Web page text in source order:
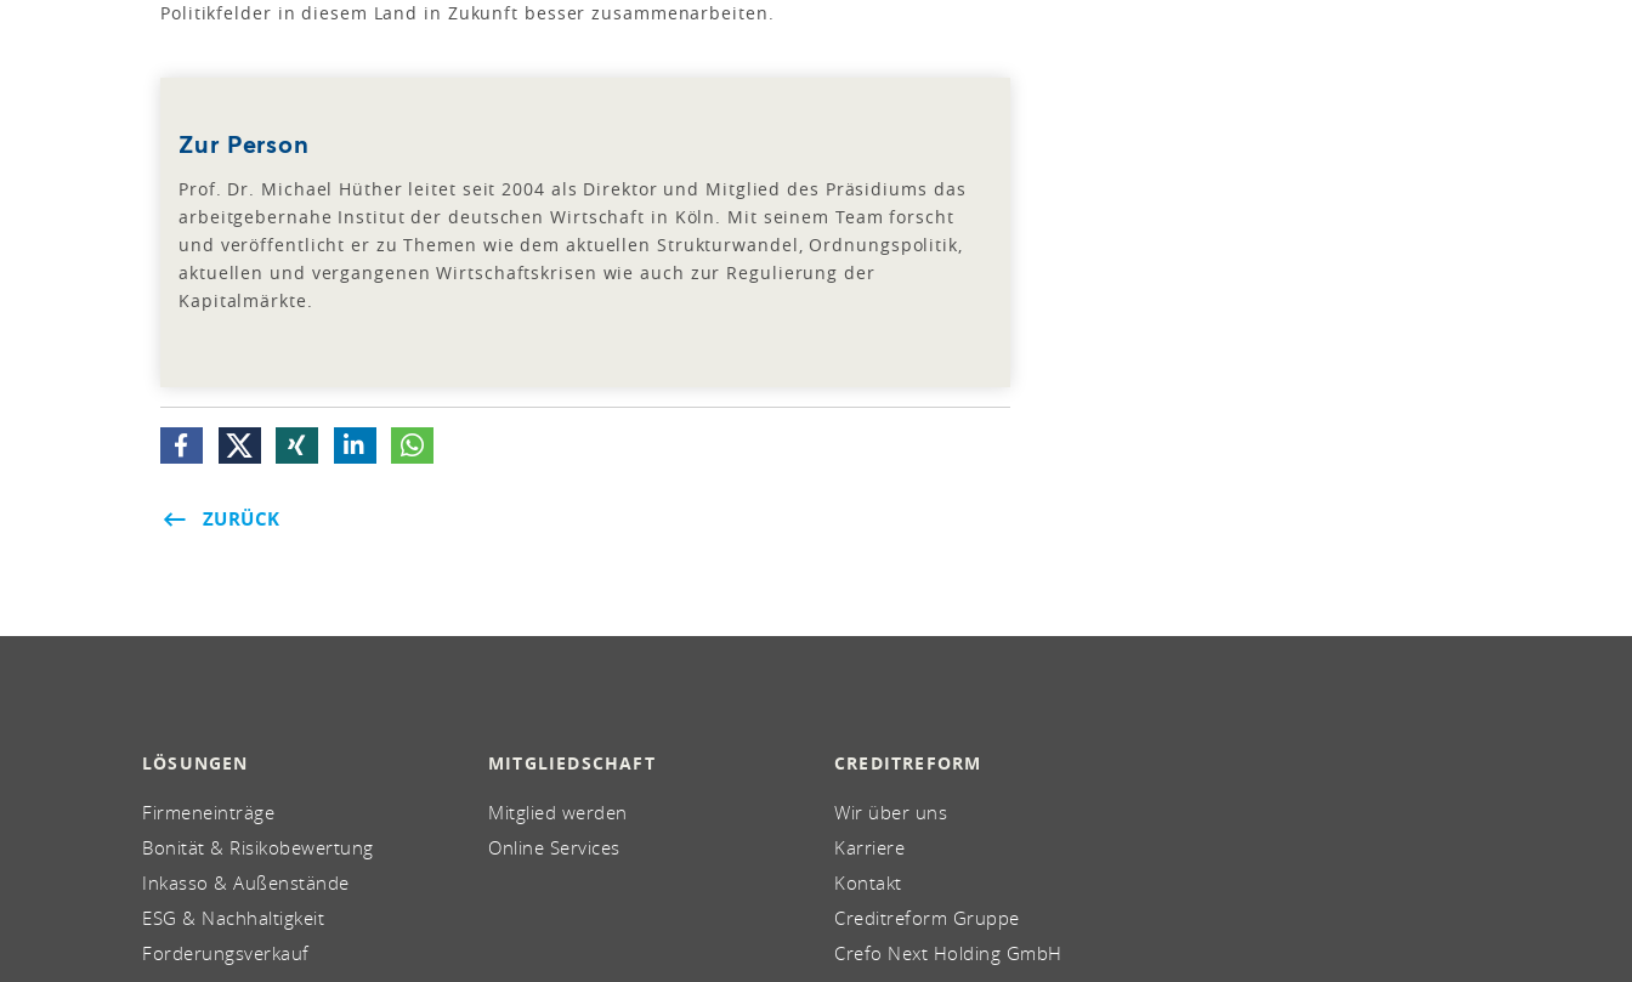
Politikfelder in diesem Land in Zukunft besser zusammenarbeiten.
Zur Person
Prof. Dr. Michael Hüther leitet seit 2004 als Direktor und Mitglied des Präsidiums das
arbeitgebernahe Institut der deutschen Wirtschaft in Köln. Mit seinem Team forscht
und veröffentlicht er zu Themen wie dem aktuellen Strukturwandel, Ordnungspolitik,
aktuellen und vergangenen Wirtschaftskrisen wie auch zur Regulierung der
Kapitalmärkte.
ZURÜCK
LÖSUNGEN
Firmeneinträge
Bonität & Risikobewertung
Inkasso & Außenstände
ESG & Nachhaltigkeit
Forderungsverkauf
MITGLIEDSCHAFT
Mitglied werden
Online Services
CREDITREFORM
Wir über uns
Karriere
Kontakt
Creditreform Gruppe
Crefo Next Holding GmbH